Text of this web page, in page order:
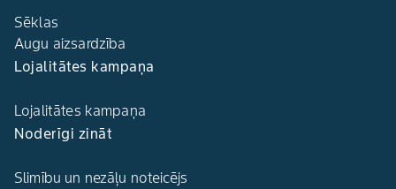
Sēklas
Augu aizsardzība
Lojalitātes kampaņa
Lojalitātes kampaņa
Noderīgi zināt
Slimību un nezāļu noteicējs